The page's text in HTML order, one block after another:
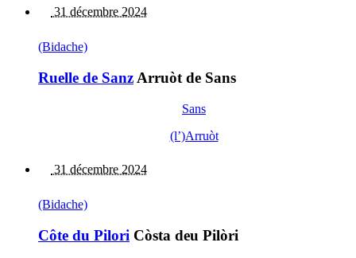
31 décembre 2024
(Bidache)
Ruelle de SanzArruòt de Sans
Sans
(l’)Arruòt
31 décembre 2024
(Bidache)
Côte du Pilori Còsta deu Pilòri